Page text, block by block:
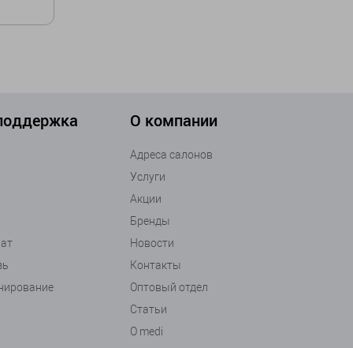
О компании
Адреса салонов
Услуги
Акции
Бренды
Новости
Контакты
Оптовый отдел
Статьи
О medi